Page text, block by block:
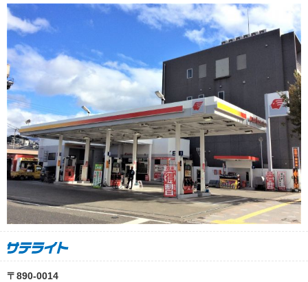
〒890-0014